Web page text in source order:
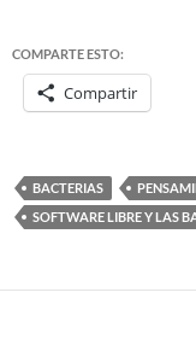
COMPARTE ESTO:
Compartir
BACTERIAS
SOFTWARE LIBRE Y LAS